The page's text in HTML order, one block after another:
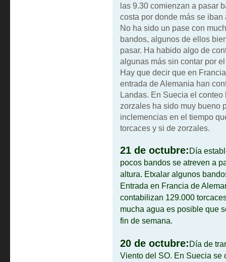
las 9.30 comienzan a pasar
costa por donde más se
No ha sido un pase con
bandos, algunos de ellos
pasar. Ha habido algo de
algunas más sin contar por
Hay que decir que en
entrada de Alemania han
Landas. En Suecia el
zorzales ha sido muy bueno
inclemencias en el tiempo
torcaces y si de zorzales.
21 de octubre:Día
pocos bandos se atreven a
altura. Etxalar algunos
Entrada en Francia de
contabilizan 129.000
mucha agua es posible que
fin de semana.
20 de octubre:Día de
Viento del SO. En Suecia se